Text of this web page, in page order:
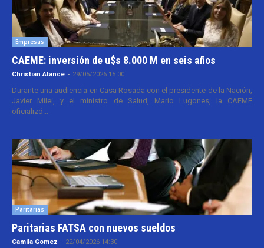
Empresas
CAEME: inversión de u$s 8.000 M en seis años
Christian Atance - 29/05/2026 15:00
Durante una audiencia en Casa Rosada con el presidente de la Nación,
Javier Milei, y el ministro de Salud, Mario Lugones, la CAEME
oficializó...
Paritarias
Paritarias FATSA con nuevos sueldos
Camila Gomez - 22/04/2026 14:30